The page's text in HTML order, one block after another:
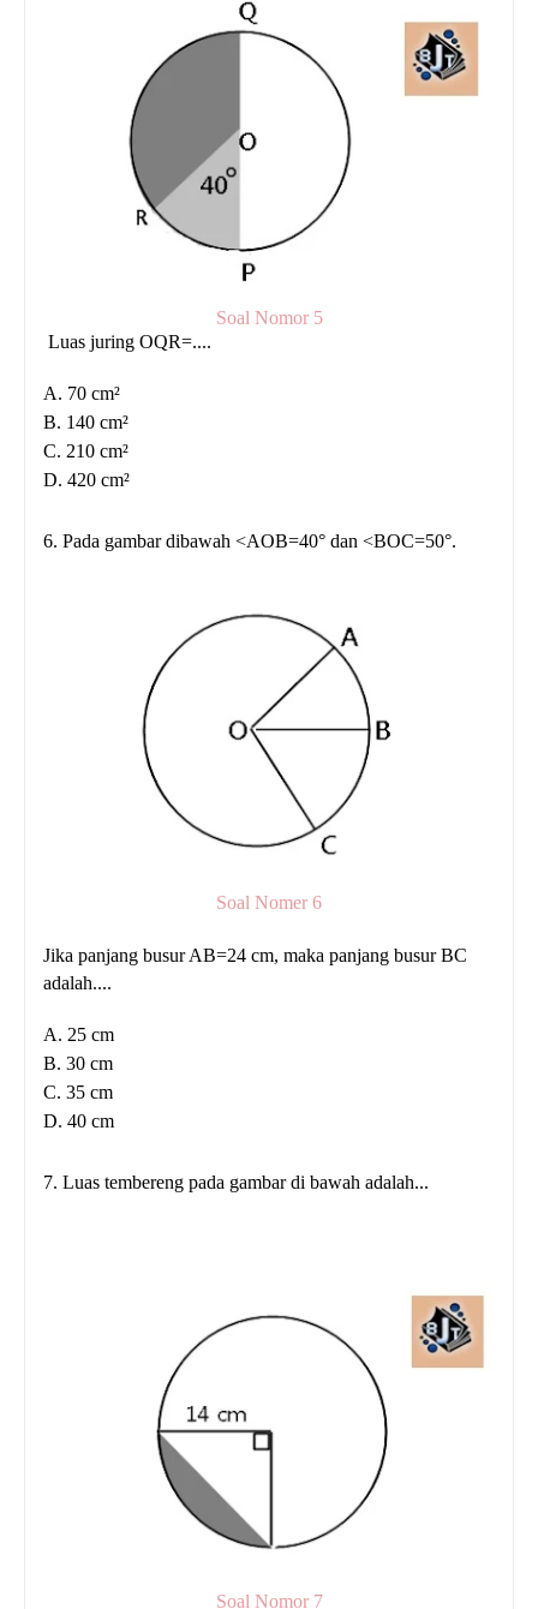
Soal Nomor 5
Luas juring OQR=....
A. 70 cm²
B. 140 cm²
C. 210 cm²
D. 420 cm²
6. Pada gambar dibawah <AOB=40° dan <BOC=50°.
Soal Nomer 6
Jika panjang busur AB=24 cm, maka panjang busur BC
adalah....
A. 25 cm
B. 30 cm
C. 35 cm
D. 40 cm
7. Luas tembereng pada gambar di bawah adalah...
Soal Nomor 7